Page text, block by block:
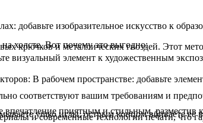
добавьте изобразительное искусство к
визуальный элемент к художественным
В рабочем пространстве: добавьте
впечатление приятным и стильным, разместив
крючков и металлических гвоздей. Этот
ушко иглы, острым концом вбиваете ее в
холсте. Вот почему это выгодно:
соответствуют вашим требованиям и
и современные технологии печати, что